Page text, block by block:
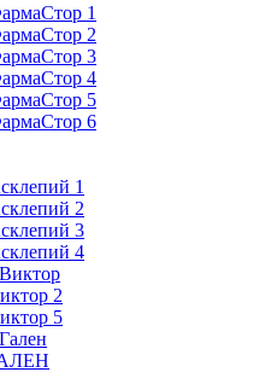
1
2
3
4
5
6
1
2
3
4
2
5